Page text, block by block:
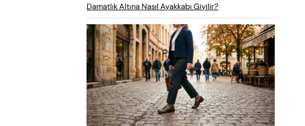
Damatlık Altına Nasıl Ayakkabı Giyilir?